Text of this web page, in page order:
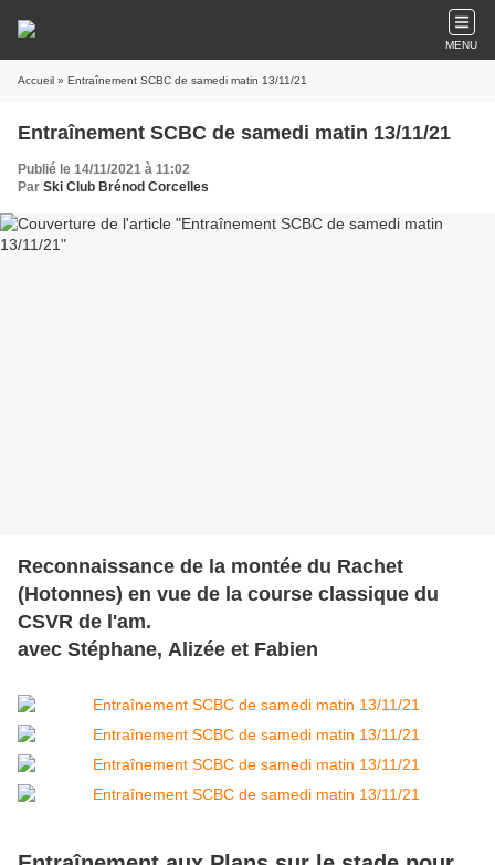
MENU
Accueil » Entraînement SCBC de samedi matin 13/11/21
Entraînement SCBC de samedi matin 13/11/21
Publié le 14/11/2021 à 11:02
Par Ski Club Brénod Corcelles
Reconnaissance de la montée du Rachet
(Hotonnes) en vue de la course classique du
CSVR de l'am.
avec Stéphane, Alizée et Fabien